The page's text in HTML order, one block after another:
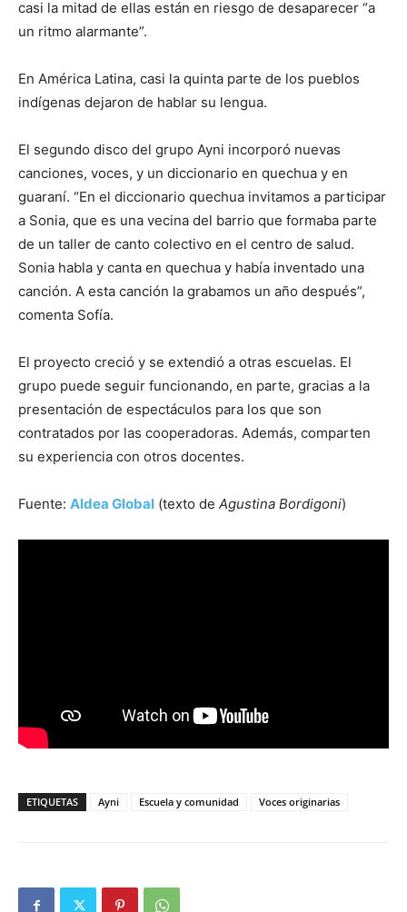
casi la mitad de ellas están en riesgo de desaparecer “a
un ritmo alarmante”.
En América Latina, casi la quinta parte de los pueblos
indígenas dejaron de hablar su lengua.
El segundo disco del grupo Ayni incorporó nuevas
canciones, voces, y un diccionario en quechua y en
guaraní. “En el diccionario quechua invitamos a participar
a Sonia, que es una vecina del barrio que formaba parte
de un taller de canto colectivo en el centro de salud.
Sonia habla y canta en quechua y había inventado una
canción. A esta canción la grabamos un año después”,
comenta Sofía.
El proyecto creció y se extendió a otras escuelas. El
grupo puede seguir funcionando, en parte, gracias a la
presentación de espectáculos para los que son
contratados por las cooperadoras. Además, comparten
su experiencia con otros docentes.
Fuente: Aldea Global (texto de Agustina Bordigoni)
ETIQUETAS Ayni Escuela y comunidad Voces originarias